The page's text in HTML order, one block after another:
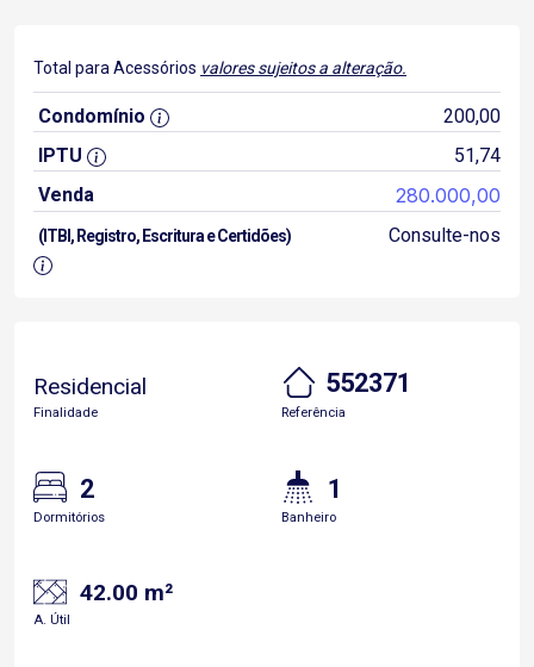
Total para Acessórios valores sujeitos a alteração.
Condomínio
200,00
IPTU
51,74
Venda
280.000,00
(ITBI, Registro, Escritura e Certidões) Consulte-nos
Residencial
Finalidade
552371
Referência
2
Dormitórios
1
Banheiro
42.00 m²
A. Útil